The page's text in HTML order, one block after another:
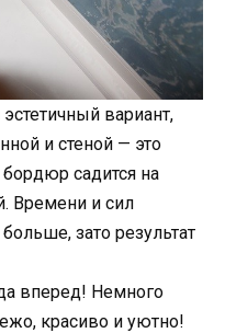
вариант,
и стеной — это
садится на
Времени и сил
зато результат
вперед! Немного
красиво и уютно!